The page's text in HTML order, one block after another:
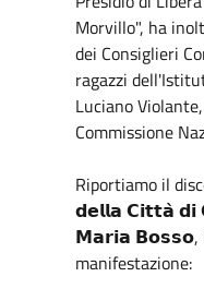
Morvillo", ha
dei Consiglieri
ragazzi
Luciano
Commissione
Riportiamo il
𝗱𝗲𝗹𝗹𝗮 𝗖𝗶𝘁𝘁𝗮̀
𝗠𝗮𝗿𝗶𝗮 𝗕𝗼𝘀𝘀𝗼,
manifestazione: